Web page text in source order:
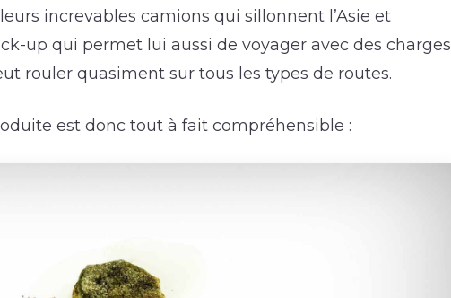
increvables camions qui sillonnent l’Asie et
up qui permet lui aussi de voyager avec des charges
rouler quasiment sur tous les types de routes.
est donc tout à fait compréhensible :